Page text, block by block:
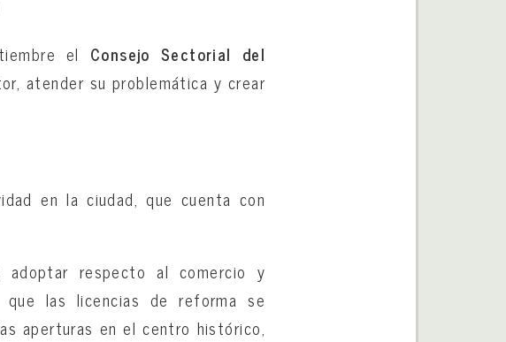
el Consejo Sectorial del
atender su problemática y crear
en la ciudad, que cuenta con
adoptar respecto al comercio y
las licencias de reforma se
aperturas en el centro histórico,